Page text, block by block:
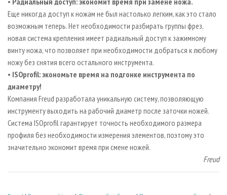
Еще никогда доступ к ножам не был настолько легким, как это стало
возможным теперь. Нет необходимости разбирать группы фрез,
новая система крепления имеет радиальный доступ к зажимному
винту ножа, что позволяет при необходимости добраться к любому
ножу без снятия всего остального инструмента.
• ISOprofil: экономьте время на подгонке инструмента по
диаметру!
Компания Freud разработала уникальную систему, позволяющую
инструменту выходить на рабочий диаметр после заточки ножей.
Система ISOprofil гарантирует точность необходимого размера
профиля без необходимости измерения элементов, поэтому это
значительно экономит время при смене ножей.
Freud